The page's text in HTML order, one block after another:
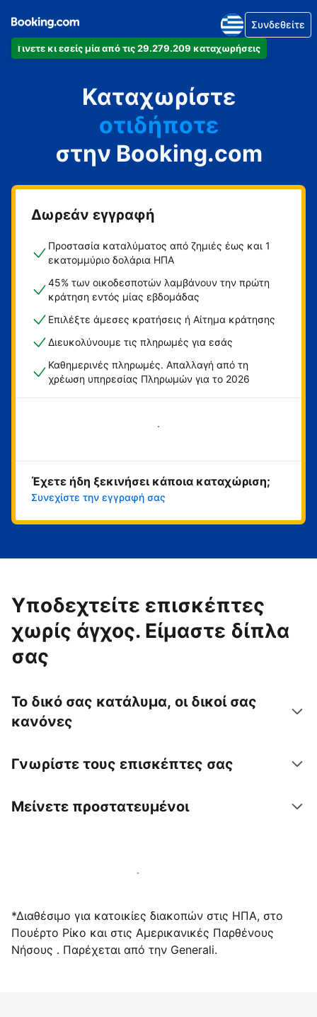
Γίνετε κι εσείς μία από τις 29.279.209 καταχωρήσεις
Συνδεθείτε
Καταχωρίστε
οτιδήποτε
στην Booking.com
Δωρεάν εγγραφή
Προστασία καταλύματος από ζημιές έως και 1
εκατομμύριο δολάρια ΗΠΑ
45% των οικοδεσποτών λαμβάνουν την πρώτη
κράτηση εντός μίας εβδομάδας
Επιλέξτε άμεσες κρατήσεις ή Αίτημα κράτησης
Διευκολύνουμε τις πληρωμές για εσάς
Καθημερινές πληρωμές. Απαλλαγή από τη
χρέωση υπηρεσίας Πληρωμών για το 2026
Ξεκινήστε τώρα
Έχετε ήδη ξεκινήσει κάποια καταχώριση;
Συνεχίστε την εγγραφή σας
Υποδεχτείτε επισκέπτες
χωρίς άγχος. Είμαστε δίπλα
σας
Το δικό σας κατάλυμα, οι δικοί σας
κανόνες
Γνωρίστε τους επισκέπτες σας
Μείνετε προστατευμένοι
Υποδεχτείτε επισκέπτες μαζί μας σήμερα
*Διαθέσιμο για κατοικίες διακοπών στις ΗΠΑ, στο
Πουέρτο Ρίκο και στις Αμερικανικές Παρθένους
Νήσους . Παρέχεται από την Generali.